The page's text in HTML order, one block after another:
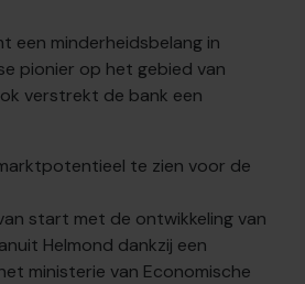
een minderheidsbelang in
pionier op het gebied van
verstrekt de bank een
te zien voor de
start met de ontwikkeling van
Helmond dankzij een
ministerie van Economische